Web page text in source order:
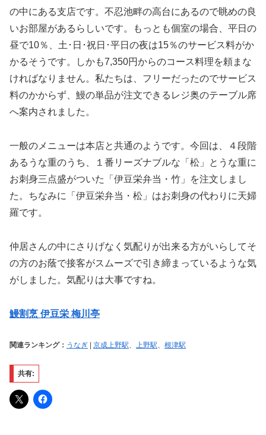
の中にある支店です。不忍池畔の高台にあるので眺めの良
いお部屋があるらしいです。もっとも個室の場合、平日の
昼で10％、土･日･祝日･平日の夜は15％のサービス料がか
かるそうです。しかも7,350円からのコース料理を頼まな
ければなりません。私たちは、フリーだったのでサービス
料のかからず、鰻の単品が注文できるレジ奥のテーブル席
へ案内されました。
一般のメニューは本店と共通のようです。今回は、４段階
あるうな重のうち、１番リーズナブルな「松」とうな重に
お刺身三点盛がついた「伊豆栄弁当・竹」を注文しまし
た。ちなみに「伊豆栄弁当・松」はお刺身の代わりに天婦
羅です。
仲居さんの中にさりげなく気配りが出来る方がいらしてそ
の方のお蔭で接客がスムーズで引き締まっているような気
がしました。気配りは大事ですね。
鰻割烹 伊豆栄 梅川亭
関連ランキング： うなぎ 京成上野駅、 上野駅、 根津駅
共有: